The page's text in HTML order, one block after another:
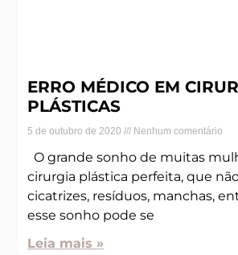
ERRO MÉDICO EM
PLÁSTICAS
5 de outubro de 2020 Nenhum comentário
O grande sonho de muitas
cirurgia plástica perfeita, que
cicatrizes, resíduos, manchas,
esse sonho pode se
Leia mais »